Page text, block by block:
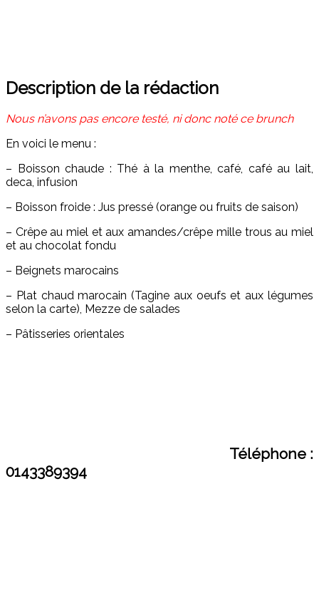
Description de la rédaction
Nous n’avons pas encore testé, ni donc noté ce brunch
En voici le menu :
– Boisson chaude : Thé à la menthe, café, café au lait,
deca, infusion
– Boisson froide : Jus pressé (orange ou fruits de saison)
– Crêpe au miel et aux amandes/crêpe mille trous au miel
et au chocolat fondu
– Beignets marocains
– Plat chaud marocain (Tagine aux oeufs et aux légumes
selon la carte), Mezze de salades
– Pâtisseries orientales
Téléphone :
0143389394